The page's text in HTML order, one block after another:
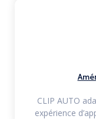
CLIP AUTO
expérience